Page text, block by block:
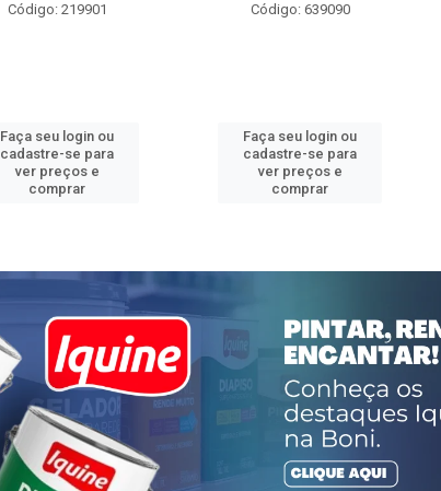
Código: 219901
Faça seu login ou
cadastre-se para
ver preços e
comprar
Código: 639090
Faça seu login ou
cadastre-se para
ver preços e
comprar